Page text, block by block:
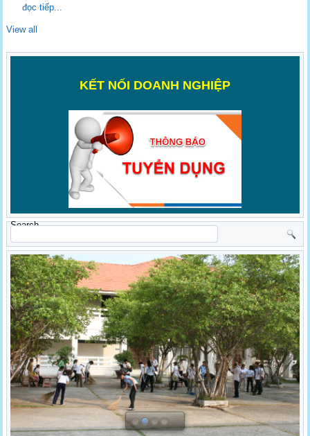
đọc tiếp...
View all
KẾT NỐI DOANH NGHIỆP
Search